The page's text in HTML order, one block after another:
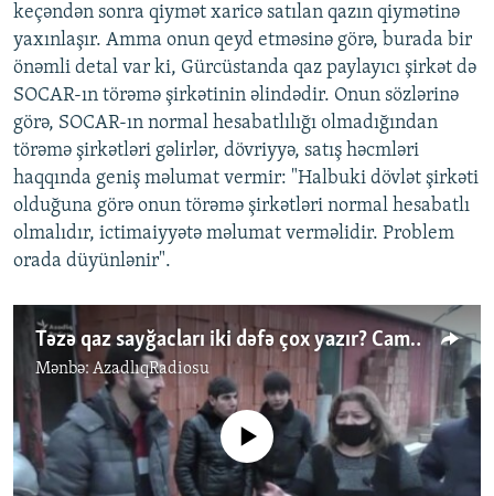
keçəndən sonra qiymət xaricə satılan qazın qiymətinə
yaxınlaşır. Amma onun qeyd etməsinə görə, burada bir
önəmli detal var ki, Gürcüstanda qaz paylayıcı şirkət də
SOCAR-ın törəmə şirkətinin əlindədir. Onun sözlərinə
görə, SOCAR-ın normal hesabatlılığı olmadığından
törəmə şirkətləri gəlirlər, dövriyyə, satış həcmləri
haqqında geniş məlumat vermir: "Halbuki dövlət şirkəti
olduğuna görə onun törəmə şirkətləri normal hesabatlı
olmalıdır, ictimaiyyətə məlumat verməlidir. Problem
orada düyünlənir".
Təzə qaz sayğacları iki dəfə çox yazır? Camaat narazıdır
Mənbə: AzadlıqRadiosu
No media source currently available